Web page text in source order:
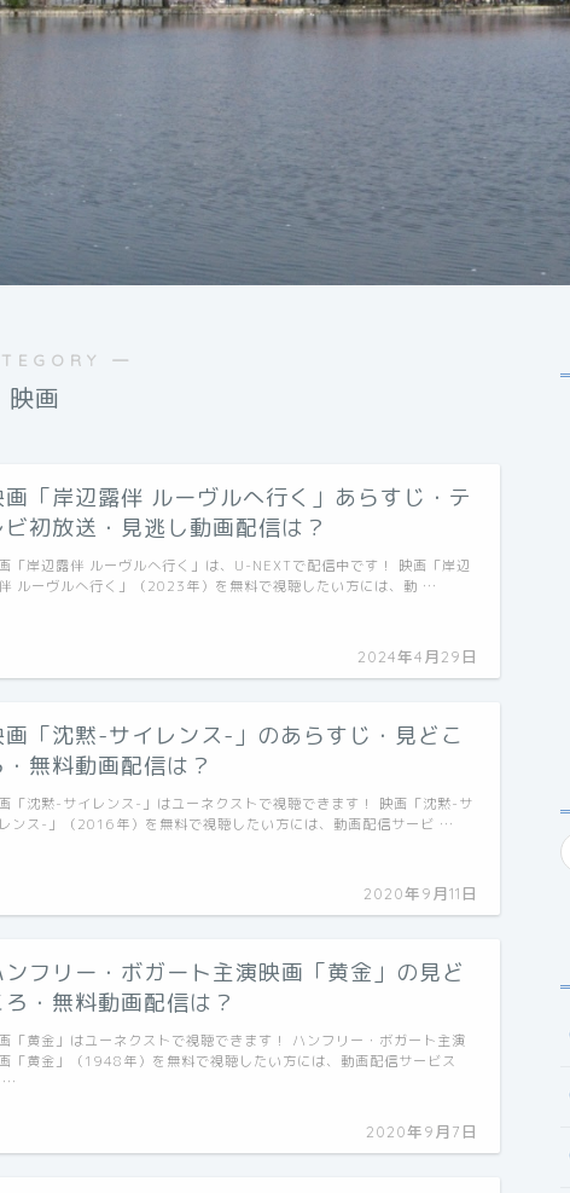
―
映画
画「岸辺露伴 ルーヴルへ行く」あらすじ・テ
ビ初放送・見逃し動画配信は？
2024年4月29日
「岸辺露伴 ルーヴルへ行く」は、U-NEXTで配信中です！ 映画「岸辺
ルーヴルへ行く」（2023年）を無料で視聴したい方には、動 …
画「沈黙-サイレンス-」のあらすじ・見どこ
・無料動画配信は？
2020年9月11日
「沈黙-サイレンス-」はユーネクストで視聴できます！ 映画「沈黙-サ
ンス-」（2016年）を無料で視聴したい方には、動画配信サービ …
ンフリー・ボガート主演映画「黄金」の見ど
ろ・無料動画配信は？
2020年9月7日
「黄金」はユーネクストで視聴できます！ ハンフリー・ボガート主演
「黄金」（1948年）を無料で視聴したい方には、動画配信サービス
…